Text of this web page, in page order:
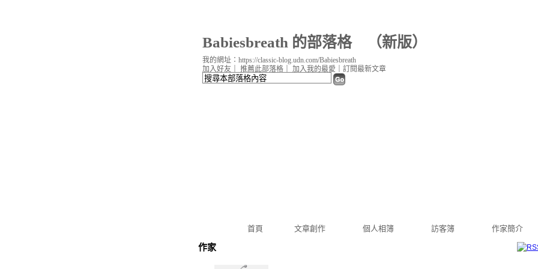
Babiesbreath 的部落格（新版）
首頁 文章創作 個人相簿 訪客簿 作家簡介
加入好友 推薦此部落格 加入我的最愛 訂閱最新文章
我的網址：https://classic-blog.udn.com/Babiesbreath
作家